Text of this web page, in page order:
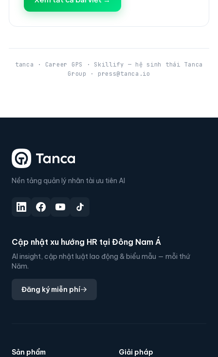
tanca · Career GPS · Skillify — hệ sinh thái Tanca
Group · press@tanca.io
Nền tảng quản lý nhân tài ưu tiên AI
Cập nhật xu hướng HR tại Đông Nam Á
AI insight, cập nhật luật lao động & biểu mẫu — mỗi thứ
Năm.
Đăng ký miễn phí
Sản phẩm Giải pháp